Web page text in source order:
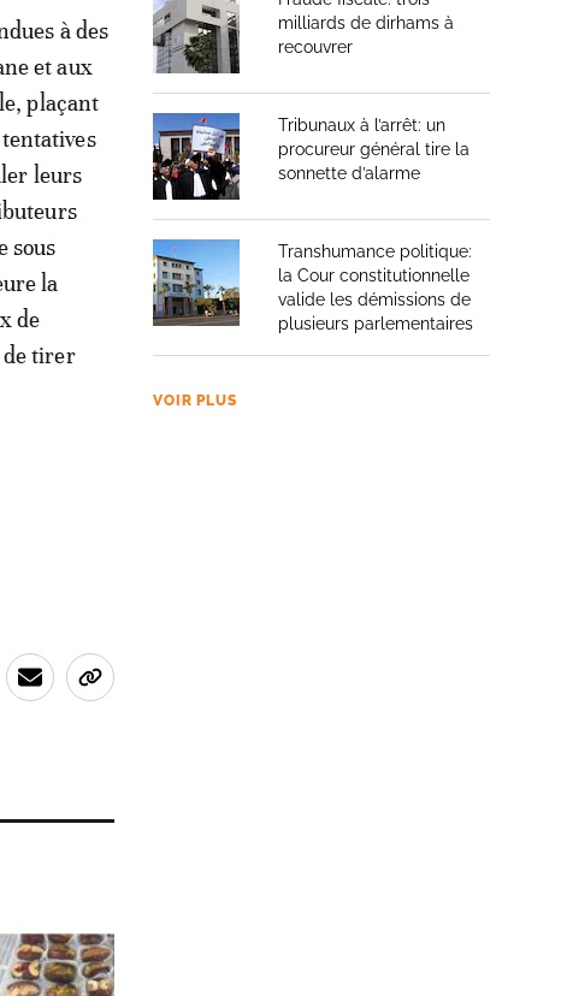
à des
et aux
plaçant
leurs
sous
la
de
de tirer
milliards de dirhams à
recouvrer
Tribunaux à l’arrêt: un
procureur général tire la
sonnette d’alarme
Transhumance politique:
la Cour constitutionnelle
valide les démissions de
plusieurs parlementaires
VOIR PLUS